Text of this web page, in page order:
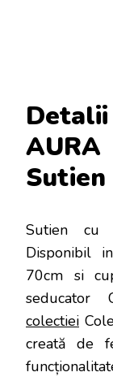
AURA
Sutien cu
Disponibil
70cm si
seducator
colectiei
creată de